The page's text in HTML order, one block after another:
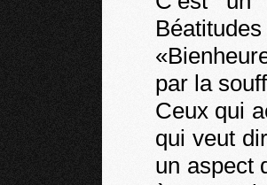
Béatitudes
par la
Ceux qui
qui veut
un aspect